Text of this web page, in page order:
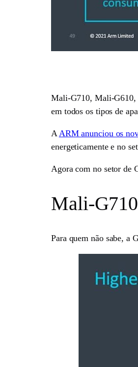
Mali-G710, Mali-G610,
em todos os tipos de
A ARM anunciou os
energeticamente e no
Agora com no setor de
Mali-
Para quem não sabe, a